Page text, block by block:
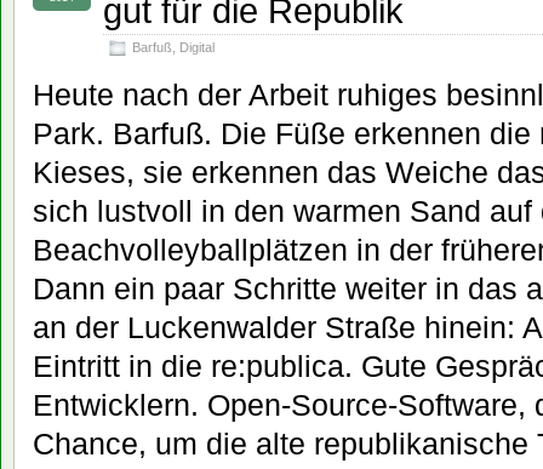
gut für die Republik
Barfuß Digital
Heute nach der Arbeit ruhiges
Park. Barfuß. Die Füße erkennen
Kieses, sie erkennen das Weiche
sich lustvoll in den warmen Sand auf
Beachvolleyballplätzen in der
Dann ein paar Schritte weiter in das
an der Luckenwalder Straße hinein:
Eintritt in die re:publica. Gute
Entwicklern. Open-Source-Software,
Chance, um die alte republikanische